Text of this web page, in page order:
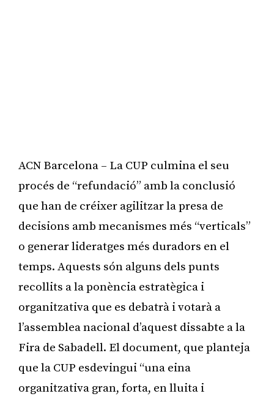
ACN Barcelona – La CUP culmina el seu
procés de “refundació” amb la conclusió
que han de créixer agilitzar la presa de
decisions amb mecanismes més “verticals”
o generar lideratges més duradors en el
temps. Aquests són alguns dels punts
recollits a la ponència estratègica i
organitzativa que es debatrà i votarà a
l’assemblea nacional d’aquest dissabte a la
Fira de Sabadell. El document, que planteja
que la CUP esdevingui “una eina
organitzativa gran, forta, en lluita i